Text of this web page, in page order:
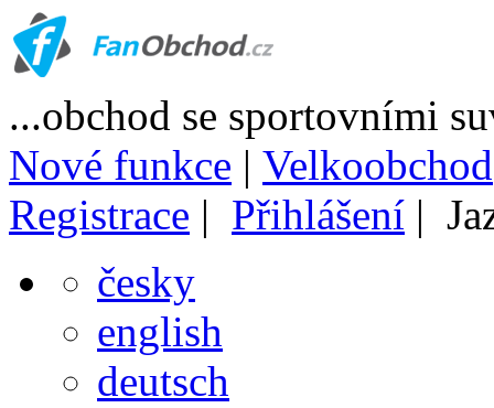
...obchod se sportovními
Nové funkce | Velkoobchod
Registrace | Přihlášení |
česky
english
deutsch